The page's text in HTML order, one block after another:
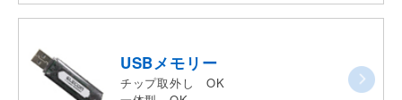
USBメモリー
チップ取外し OK